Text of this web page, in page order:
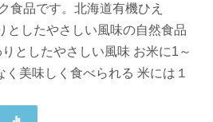
食品です。北海道有機ひえ
したやさしい風味の自然食品
としたやさしい風味 お米に1～
美味しく食べられる 米には１